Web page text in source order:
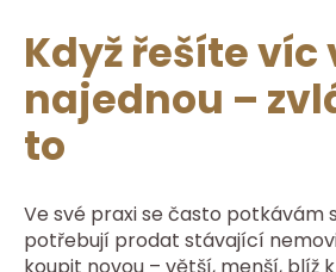
Když řešíte víc
najednou –
to
Ve své praxi se často potkávám
potřebují prodat stávající